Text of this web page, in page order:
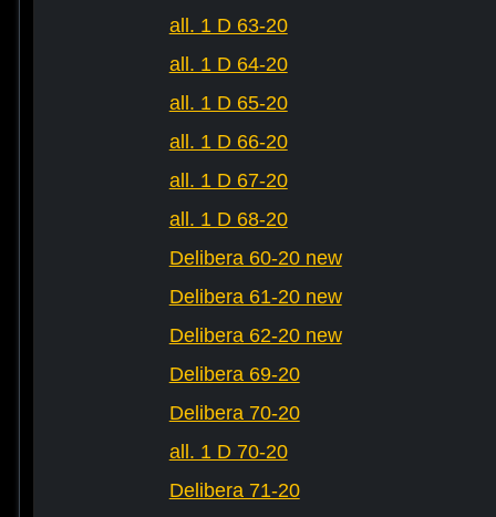
all. 1 D 63-20
all. 1 D 64-20
all. 1 D 65-20
all. 1 D 66-20
all. 1 D 67-20
all. 1 D 68-20
Delibera 60-20 new
Delibera 61-20 new
Delibera 62-20 new
Delibera 69-20
Delibera 70-20
all. 1 D 70-20
Delibera 71-20